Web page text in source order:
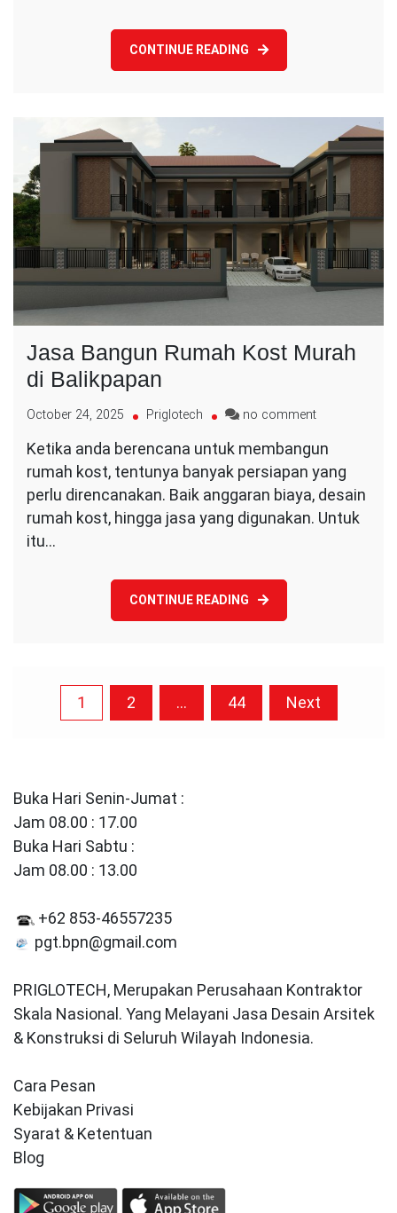
CONTINUE READING
Jasa Bangun Rumah Kost Murah
di Balikpapan
October 24, 2025 Priglotech no commenton
Bangun
Rumah
Kost
di
Ketika anda berencana untuk membangun
rumah kost, tentunya banyak persiapan yang
perlu direncanakan. Baik anggaran biaya, desain
rumah kost, hingga jasa yang digunakan. Untuk
itu…
CONTINUE READING
Posts
1 2 … 44 Next
Buka Hari Senin-Jumat :
Jam 08.00 : 17.00
Buka Hari Sabtu :
Jam 08.00 : 13.00
+62 853-46557235
pgt.bpn@gmail.com
PRIGLOTECH, Merupakan Perusahaan Kontraktor
Skala Nasional. Yang Melayani Jasa Desain Arsitek
& Konstruksi di Seluruh Wilayah Indonesia.
Cara Pesan
Kebijakan Privasi
Syarat & Ketentuan
Blog